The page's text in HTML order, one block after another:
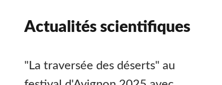
Actualités scientifiques
"La traversée des déserts" au